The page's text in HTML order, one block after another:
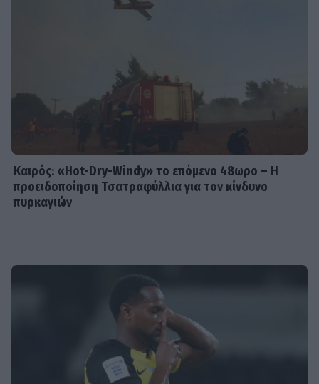
Καιρός: «Hot-Dry-Windy» το επόμενο 48ωρο – Η
προειδοποίηση Τσατραφύλλια για τον κίνδυνο
πυρκαγιών